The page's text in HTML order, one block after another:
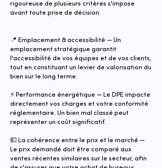
rigoureuse de plusieurs critères s'impose
avant toute prise de décision.
📍 Emplacement & accessibilité — Un
emplacement stratégique garantit
l'accessibilité de vos équipes et de vos clients,
tout en constituant un levier de valorisation du
bien sur le long terme.
⚡ Performance énergétique — Le DPE impacte
directement vos charges et votre conformité
réglementaire. Un bien mal classé peut
représenter un coût significatif.
💶 La cohérence entre le prix et le marché —
Le prix demandé doit être comparé aux
ventes récentes similaires sur le secteur, afin